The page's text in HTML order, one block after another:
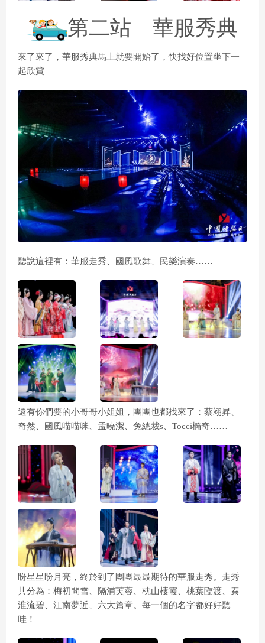
第二站 華服秀典
來了來了， 華服秀典馬上就要開始了，快找好位置坐下一
起欣賞
聽說這裡有：華服走秀、國風歌舞、民樂演奏……
還有你們要的小哥哥小姐姐，團團也都找來了：蔡翊昇、
奇然、國風喵喵咪、孟曉潔、兔總裁s、Tocci橢奇……
盼星星盼月亮，終於到了團團最最期待的華服走秀。走秀
共分為：梅初問雪、隔浦芙蓉、枕山棲霞、桃葉臨渡、秦
淮流碧、江南夢近、六大篇章。每一個的名字都好好聽
哇！